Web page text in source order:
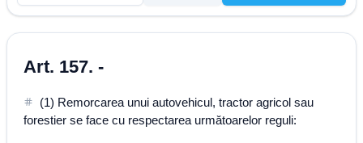
Art. 157. -
(1) Remorcarea unui autovehicul, tractor agricol sau
forestier se face cu respectarea următoarelor reguli: